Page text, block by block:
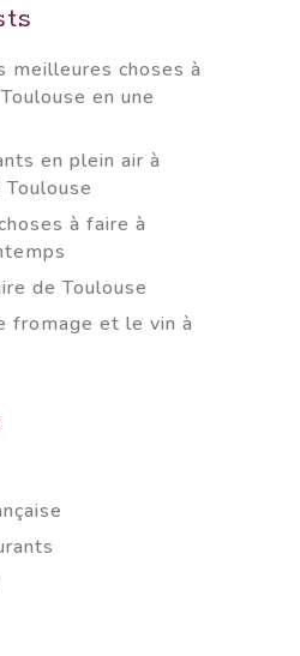
meilleures choses à
en une
en plein air à
à faire à
de Toulouse
fromage et le vin à